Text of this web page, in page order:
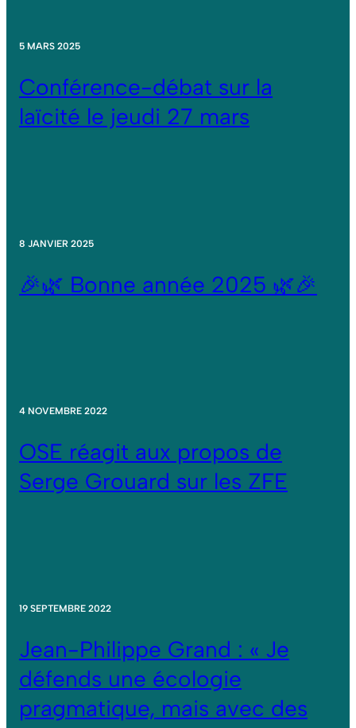
5 MARS 2025
Conférence-débat sur la
laïcité le jeudi 27 mars
8 JANVIER 2025
🎉🌿 Bonne année 2025 🌿🎉
4 NOVEMBRE 2022
OSE réagit aux propos de
Serge Grouard sur les ZFE
19 SEPTEMBRE 2022
Jean-Philippe Grand : « Je
défends une écologie
pragmatique, mais avec des